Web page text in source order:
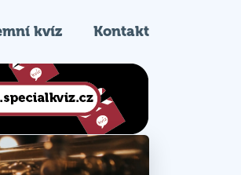
kvíz Kontakt